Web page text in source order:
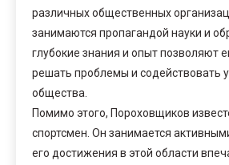
различных общественных
занимаются пропагандой науки и
глубокие знания и опыт позволяют
решать проблемы и содействовать
общества.
Помимо этого, Пороховщиков
спортсмен. Он занимается
его достижения в этой области